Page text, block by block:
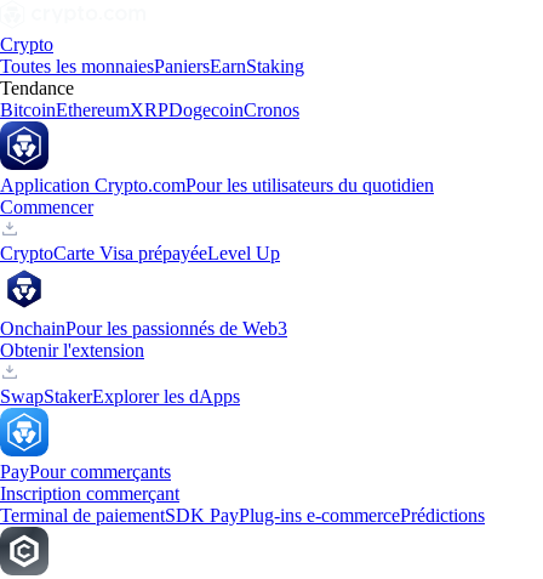
Crypto
Toutes les monnaiesPaniersEarnStaking
Tendance
BitcoinEthereumXRPDogecoinCronos
Application Crypto.comPour les utilisateurs du quotidien
Commencer
CryptoCarte Visa prépayéeLevel Up
OnchainPour les passionnés de Web3
Obtenir l'extension
SwapStakerExplorer les dApps
PayPour commerçants
Inscription commerçant
Terminal de paiementSDK PayPlug-ins e-commercePrédictions